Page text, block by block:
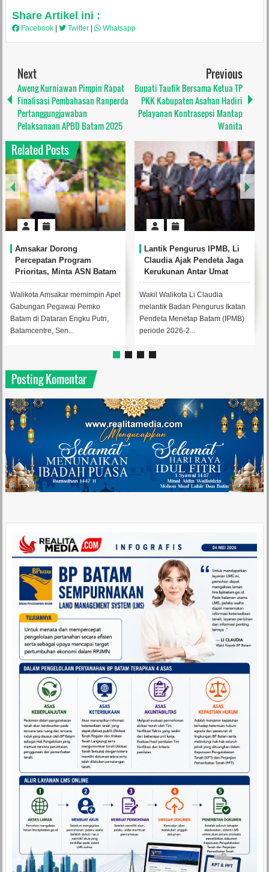
Share Artikel ini :
Facebook Twitter Whatsapp
Next
Aweng Kurniawan Pimpin Rapat
Finalisasi Pembahasan Ranperda
Pertanggungjawaban
Pelaksanaan APBD Batam 2025
Previous
Bupati Taufik Bersama Ketua TP
PKK Kabupaten Asahan Hadiri
Pelayanan Kontrasepsi Mantap
Wanita
Related Posts
Puluhan Ribu Batang Rokok
Illegal Senilai Rp 50,5 Juta
Diamankan Bea Cukai
Batam
Pegawai Bea Cukai Batam
memeriksa rokok ilegal di salah
satu Swalayan di Batam (Foto :
Parulian/Real...
BP Batam Perkuat
Transparansi Layanan
Pertanahan, Alokasi Tanah
Reguler Segera Hadir
Melalui LMS
&nb...
Posting Komentar